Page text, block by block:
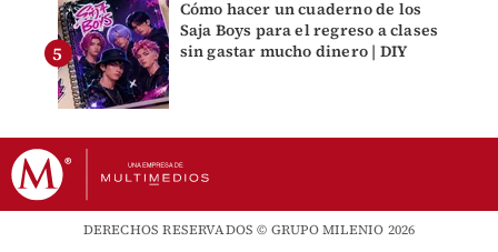
Cómo hacer un cuaderno de los
Saja Boys para el regreso a clases
sin gastar mucho dinero | DIY
DERECHOS RESERVADOS © GRUPO MILENIO 2026